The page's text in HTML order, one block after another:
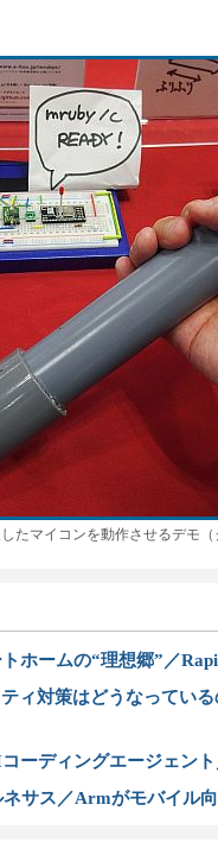
たマイコンを動作させるデモ（
ホームの“理想郷”／
ィ対策はどうなってい
ーディングエージェン
サス／Armがモバイル